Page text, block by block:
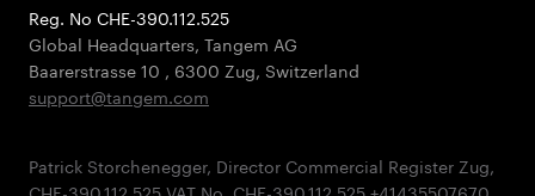
Reg. No CHE-390.112.525
Global Headquarters, Tangem AG
Baarerstrasse 10 , 6300 Zug, Switzerland
support@tangem.com
Patrick Storchenegger, Director Commercial Register Zug,